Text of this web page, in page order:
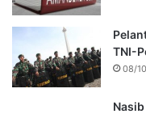
TNI-
08/